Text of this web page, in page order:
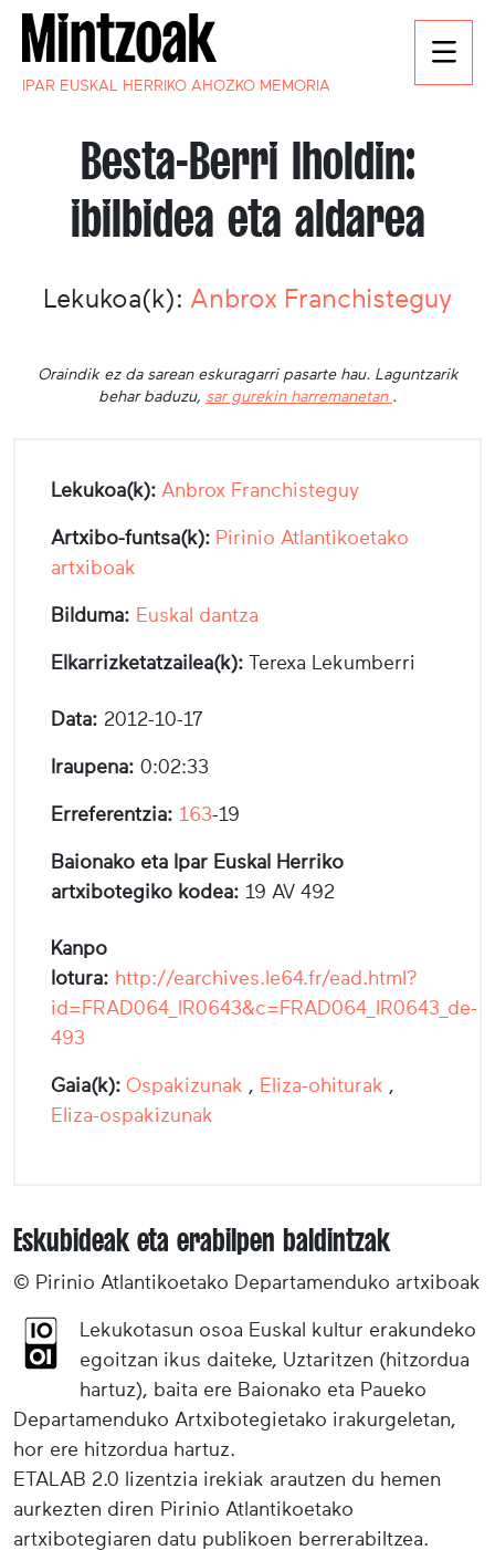
IPAR EUSKAL HERRIKO AHOZKO MEMORIA
Besta-Berri Iholdin:
ibilbidea eta aldarea
Lekukoa(k): Anbrox Franchisteguy
Oraindik ez da sarean eskuragarri pasarte hau. Laguntzarik
behar baduzu, sar gurekin harremanetan .
Lekukoa(k): Anbrox Franchisteguy
Artxibo-funtsa(k): Pirinio Atlantikoetako
artxiboak
Bilduma: Euskal dantza
Elkarrizketatzailea(k): Terexa Lekumberri
Data: 2012-10-17
Iraupena: 0:02:33
Erreferentzia: 163-19
Baionako eta Ipar Euskal Herriko
artxibotegiko kodea: 19 AV 492
Kanpo
lotura: http://earchives.le64.fr/ead.html?
id=FRAD064_IR0643&c=FRAD064_IR0643_de-
493
Gaia(k): Ospakizunak , Eliza-ohiturak ,
Eliza-ospakizunak
Eskubideak eta erabilpen baldintzak
© Pirinio Atlantikoetako Departamenduko artxiboak
Lekukotasun osoa Euskal kultur erakundeko
egoitzan ikus daiteke, Uztaritzen (hitzordua
hartuz), baita ere Baionako eta Paueko
Departamenduko Artxibotegietako irakurgeletan,
hor ere hitzordua hartuz.
ETALAB 2.0 lizentzia irekiak arautzen du hemen
aurkezten diren Pirinio Atlantikoetako
artxibotegiaren datu publikoen berrerabiltzea.